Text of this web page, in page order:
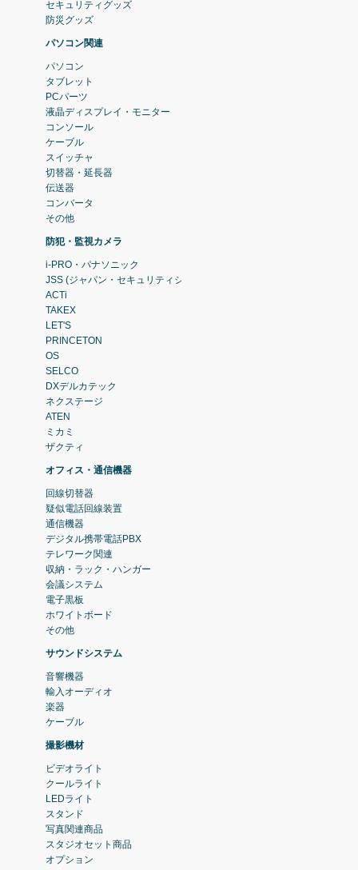
セキュリティグッズ
防災グッズ
パソコン関連
パソコン
タブレット
PCパーツ
液晶ディスプレイ・モニター
コンソール
ケーブル
スイッチャ
切替器・延長器
伝送器
コンバータ
その他
防犯・監視カメラ
i-PRO・パナソニック
JSS (ジャパン・セキュリティシステム)
ACTi
TAKEX
LET'S
PRINCETON
OS
SELCO
DXデルカテック
ネクステージ
ATEN
ミカミ
ザクティ
オフィス・通信機器
回線切替器
疑似電話回線装置
通信機器
デジタル携帯電話PBX
テレワーク関連
収納・ラック・ハンガー
会議システム
電子黒板
ホワイトボード
その他
サウンドシステム
音響機器
輸入オーディオ
楽器
ケーブル
撮影機材
ビデオライト
クールライト
LEDライト
スタンド
写真関連商品
スタジオセット商品
オプション